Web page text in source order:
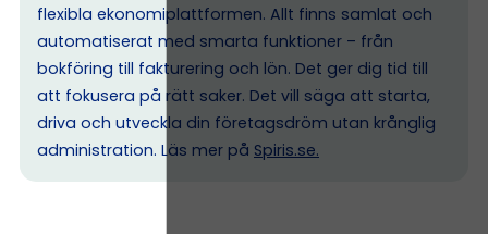
flexibla ekonomiplattformen. Allt finns samlat och
automatiserat med smarta funktioner – från
bokföring till fakturering och lön. Det ger dig tid till
att fokusera på rätt saker. Det vill säga att starta,
driva och utveckla din företagsdröm utan krånglig
administration. Läs mer på Spiris.se.